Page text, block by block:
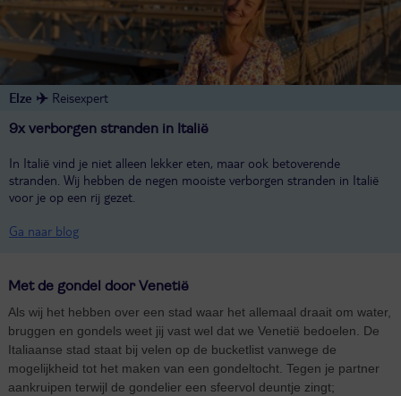
Elze ✈️ Reisexpert
9x verborgen stranden in Italië
In Italië vind je niet alleen lekker eten, maar ook betoverende
stranden. Wij hebben de negen mooiste verborgen stranden in Italië
voor je op een rij gezet.
Ga naar blog
Met de gondel door Venetië
Als wij het hebben over een stad waar het allemaal draait om water,
bruggen en gondels weet jij vast wel dat we Venetië bedoelen. De
Italiaanse stad staat bij velen op de bucketlist vanwege de
mogelijkheid tot het maken van een gondeltocht. Tegen je partner
aankruipen terwijl de gondelier een sfeervol deuntje zingt;